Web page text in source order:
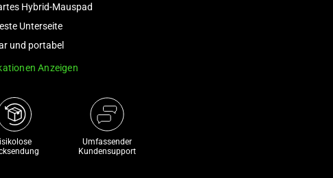
Hybrid-Mauspad
Unterseite
und portabel
Anzeigen
Umfassender
Kundensupport